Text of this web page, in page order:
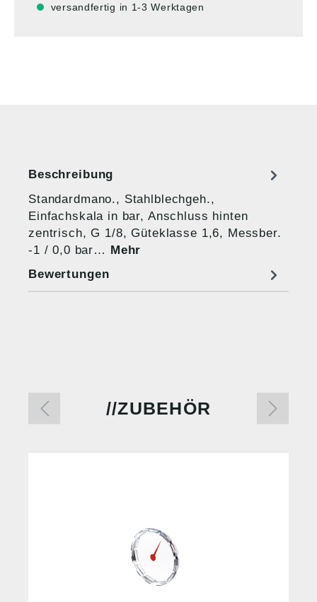
versandfertig in 1-3 Werktagen
Beschreibung
Standardmano., Stahlblechgeh.,
Einfachskala in bar, Anschluss hinten
zentrisch, G 1/8, Güteklasse 1,6, Messber.
-1 / 0,0 bar… Mehr
Bewertungen
ZUBEHÖR